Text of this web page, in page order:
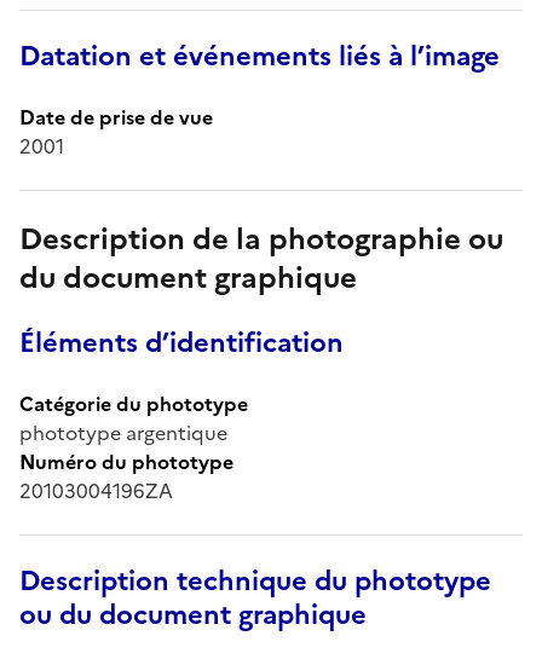
Datation et événements liés à l’image
Date de prise de vue
2001
Description de la photographie ou
du document graphique
Éléments d’identification
Catégorie du phototype
phototype argentique
Numéro du phototype
20103004196ZA
Description technique du phototype
ou du document graphique